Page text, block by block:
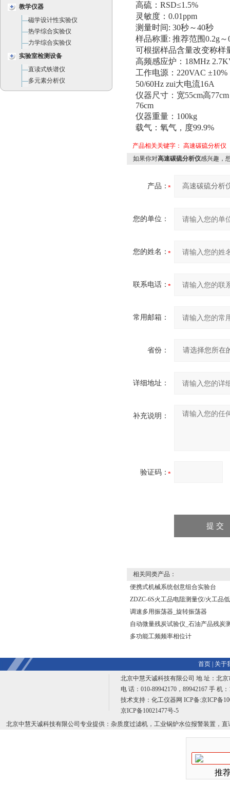
教学仪器
磁学设计性实验仪
热学综合实验仪
力学综合实验仪
实验室检测设备
直读式铁谱仪
多元素分析仪
高硫：RSD≤1.5%
灵敏度：0.01ppm
测量时间: 30秒～40秒
样品称重: 推荐范围0.2g～
可根据样品含量改变称样
高频感应炉：18MHz
工作电源：220VAC ±10%
50/60Hz zui大电流16A
仪器尺寸：宽55cm高
76cm
仪器重量：100kg
载气：氧气，度99.9%
产品相关关键字： 高速碳硫分析仪
如果你对高速碳硫分析仪感兴趣，
产品：
您的单位：
您的姓名：
联系电话：
常用邮箱：
省份：
详细地址：
补充说明：
验证码：
相关同类产品：
便携式机械系统创意组合实验台
ZDZC-6S火工品电阻测量仪/火工品
调速多用振荡器_旋转振荡器
自动微量残炭试验仪_石油产品残炭
多功能工频频率相位计
首页|
关于
北京中慧天诚科技有限公司 地 址：北
电 话：010-89942170，89942167 手 机
技术支持： 化工仪器网 ICP备:京ICP备
京ICP备10021477号-5
北京中慧天诚科技有限公司专业提供：杂质度过滤机，工业锅炉水位报警装置，
推